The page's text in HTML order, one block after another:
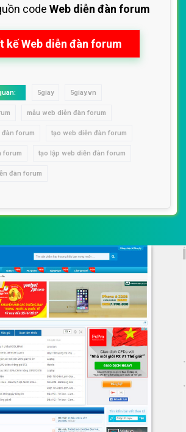
code Web diễn đàn forum
kế Web diễn đàn forum
5giay 5giay.vn
mẫu web diễn đàn forum
đàn forum tạo web diễn đàn forum
forum tạo lập web diễn đàn forum
đàn forum